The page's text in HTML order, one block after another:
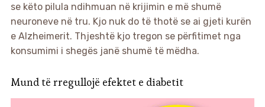
se këto pilula ndihmuan në krijimin e më shumë
neuroneve në tru. Kjo nuk do të thotë se ai gjeti kurën
e Alzheimerit. Thjeshtë kjo tregon se përfitimet nga
konsumimi i shegës janë shumë të mëdha.
Mund të rregullojë efektet e diabetit